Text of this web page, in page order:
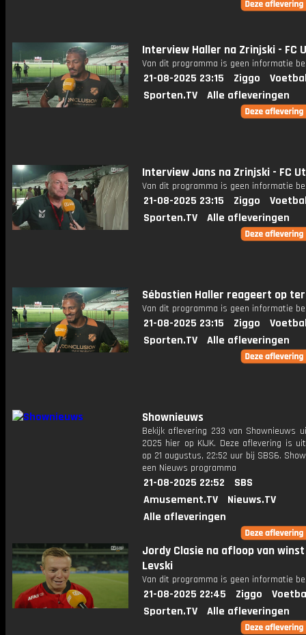
Interview Haller na Zrinjski - FC
Van dit programma is geen informatie
21-08-2025 23:15 Ziggo
Sporten.TV
Alle afleveringen
Interview Jans na Zrinjski - FC
Van dit programma is geen informatie
21-08-2025 23:15 Ziggo
Sporten.TV
Alle afleveringen
Sébastien Haller reageert op
Van dit programma is geen informatie
21-08-2025 23:15 Ziggo
Sporten.TV
Alle afleveringen
Shownieuws
Bekijk aflevering 233 van Shownieuws
2025 hier op KIJK. Deze aflevering is
op 21 augustus, 22:52 uur bij SBS6.
een Nieuws programma
21-08-2025 22:52
SBS
Amusement.TV
Nieuws.TV
Alle afleveringen
Jordy Clasie na afloop van
Levski
Van dit programma is geen informatie
21-08-2025 22:45 Ziggo
Sporten.TV
Alle afleveringen